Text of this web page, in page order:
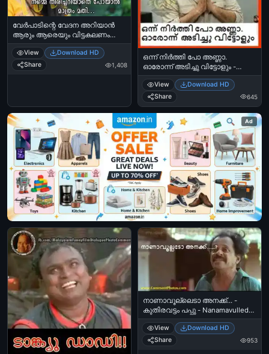
വേര്‍പാടിന്റെ വേദന അറിയാന്‍
ആരും ആരെയും വിട്ടകലണം
എന്നില്ല - Verpadinte Vedhana
Ariyaan Aarum Aareyum Vittakalam
Ennilla.
View
Download HD
Share
1,408
ഒന്ന് നിര്‍ത്തി പോ അണ്ണാ.
ഓരോന്ന് അടിച്ചു വിട്ടോളും -
മോഹന്‍ലാല്‍ - Onnu Nirthi Po
Anna. Oronnu Adichu Vittolum -
Mohan Lal
View
Download HD
Share
645
Ad
നാണാവൂല്ലെടാ അനക്ക്... -
കുതിരവട്ടം പപ്പു - Nanamavulleda
Anakku - Kuthiravattam Pappu
View
Download HD
Share
953